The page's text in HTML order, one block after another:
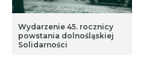
Wydarzenie 45. rocznicy
powstania dolnośląskiej
Solidarności